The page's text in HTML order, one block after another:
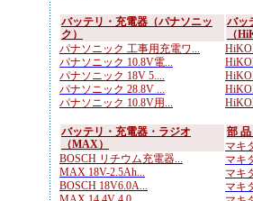
バッテリ・充電器（パナソニッ
ク）
パナソニック 工事用充電ワ...
パナソニック 10.8V電...
パナソニック 18V 5....
パナソニック 28.8V ...
パナソニック 10.8V用...
バッ
（
バッテリ・充電器・ラジオ
（MAX）
BOSCH リチウム充電器...
MAX 18V-2.5Ah...
BOSCH 18V6.0A...
部
マキ
マキ
マキ
マキ